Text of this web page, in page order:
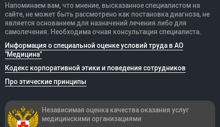
Напоминаем вам, что мнение, высказанное специалистом на
сайте, не может быть рассмотрено как постановка диагноза, не
является основанием для назначений лечения либо для
самолечения. Необходима очная консультация специалиста.
Информация о специальной оценке условий труда в АО
"Медицина"
Кодекс корпоративной этики и поведения сотрудников
Про этические принципы
Независимая оценка качества оказания услуг
медицинскими организациями